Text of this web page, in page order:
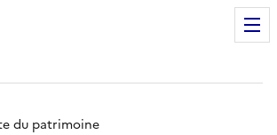
du patrimoine